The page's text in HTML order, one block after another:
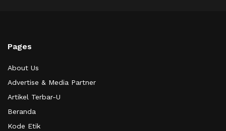
Pages
About Us
Advertise & Media Partner
Artikel Terbar-U
Beranda
Kode Etik